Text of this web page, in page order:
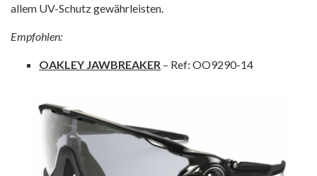
allem UV-Schutz gewährleisten.
Empfohlen:
OAKLEY JAWBREAKER – Ref: OO9290-14